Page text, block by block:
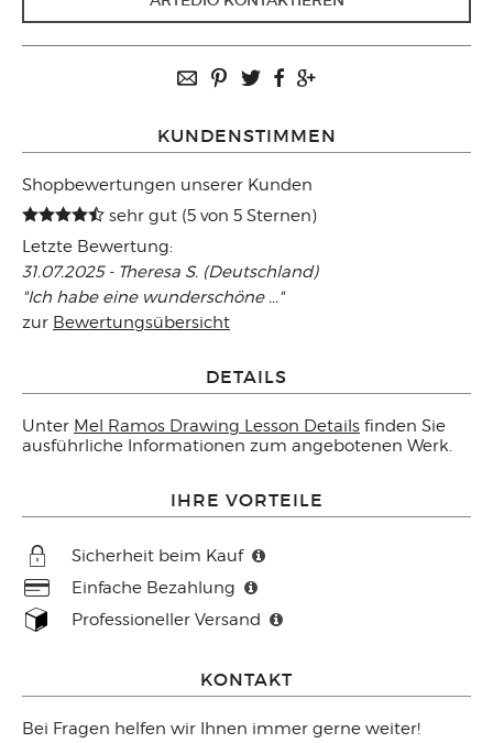
KUNDENSTIMMEN
Shopbewertungen unserer Kunden
sehr gut (5 von 5 Sternen)
Letzte Bewertung:
31.07.2025 - Theresa S. (Deutschland)
"Ich habe eine wunderschöne ..."
zur Bewertungsübersicht
DETAILS
Unter Mel Ramos Drawing Lesson Details finden Sie
ausführliche Informationen zum angebotenen Werk.
IHRE VORTEILE
Sicherheit beim Kauf
Einfache Bezahlung
Professioneller Versand
KONTAKT
Bei Fragen helfen wir Ihnen immer gerne weiter!